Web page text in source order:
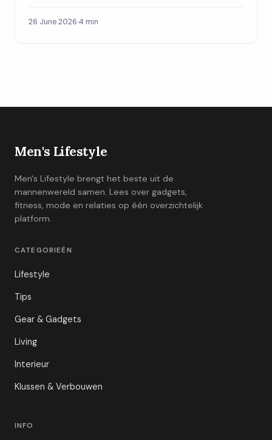
26 June 2026·4 min
Men's Lifestyle
Men's Lifestyle brengt het beste uit de
mannenwereld samen. Lees over gadgets,
fitness, mode en relaties op één overzichtelijk
platform.
CATEGORIEËN
Lifestyle
Tips
Gear & Gadgets
Living
Interieur
Klussen & Verbouwen
INFO